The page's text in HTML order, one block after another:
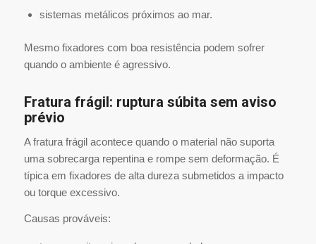
sistemas metálicos próximos ao mar.
Mesmo fixadores com boa resistência podem sofrer
quando o ambiente é agressivo.
Fratura frágil: ruptura súbita sem aviso
prévio
A fratura frágil acontece quando o material não suporta
uma sobrecarga repentina e rompe sem deformação. É
típica em fixadores de alta dureza submetidos a impacto
ou torque excessivo.
Causas prováveis: